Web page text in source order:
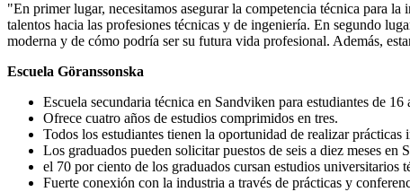
"En primer lugar, necesitamos asegurar la competencia técnica para
talentos hacia las profesiones técnicas y de ingeniería. En segundo
moderna y de cómo podría ser su futura vida profesional. Además,
Escuela Göranssonska
Escuela secundaria técnica en Sandviken para estudiantes de 16
Ofrece cuatro años de estudios comprimidos en tres.
Todos los estudiantes tienen la oportunidad de realizar prácticas
Los graduados pueden solicitar puestos de seis a diez meses en
el 70 por ciento de los graduados cursan estudios universitarios
Fuerte conexión con la industria a través de prácticas y